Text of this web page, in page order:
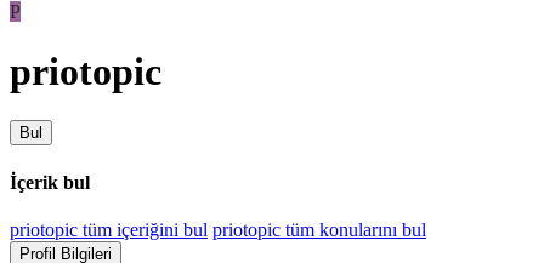
P
priotopic
Bul
İçerik bul
priotopic tüm içeriğini bul priotopic tüm konularını bul
Profil Bilgileri